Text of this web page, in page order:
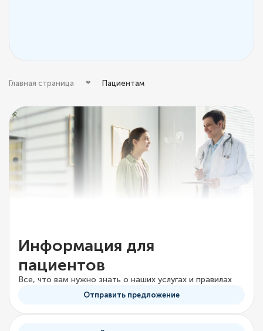
Главная страница Пациентам
Информация для
пациентов
Все, что вам нужно знать о наших услугах и правилах
Отправить предложение